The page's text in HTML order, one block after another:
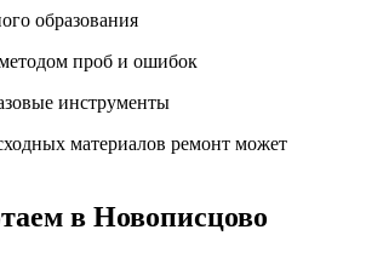
образования
проб и ошибок
инструменты
материалов ремонт может
в Новописцово